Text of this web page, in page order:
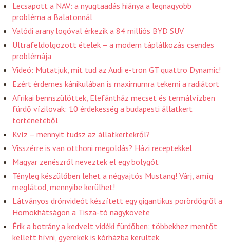
Lecsapott a NAV: a nyugtaadás hiánya a legnagyobb
probléma a Balatonnál
Valódi arany logóval érkezik a 84 milliós BYD SUV
Ultrafeldolgozott ételek – a modern táplálkozás csendes
problémája
Videó: Mutatjuk, mit tud az Audi e-tron GT quattro Dynamic!
Ezért érdemes kánikulában is maximumra tekerni a radiátort
Afrikai bennszülöttek, Elefántház mecset és termálvízben
fürdő vízilovak: 10 érdekesség a budapesti állatkert
történetéből
Kvíz – mennyit tudsz az állatkertekről?
Visszérre is van otthoni megoldás? Házi receptekkel
Magyar zenészről neveztek el egy bolygót
Tényleg készülőben lehet a négyajtós Mustang! Várj, amíg
meglátod, mennyibe kerülhet!
Látványos drónvideót készített egy gigantikus porördögről a
Homokhátságon a Tisza-tó nagykövete
Érik a botrány a kedvelt vidéki fürdőben: többekhez mentőt
kellett hívni, gyerekek is kórházba kerültek